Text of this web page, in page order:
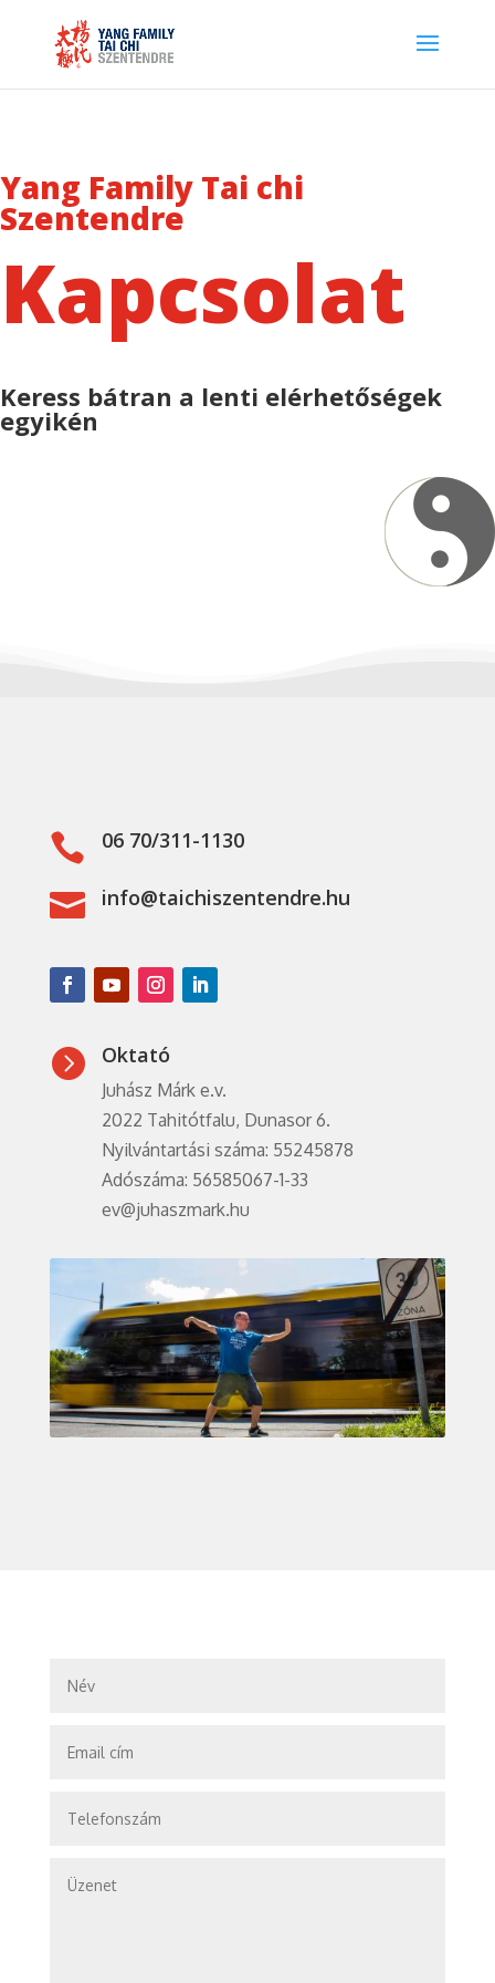
Yang Family Tai chi
Szentendre
Kapcsolat
Keress bátran a lenti elérhetőségek
egyikén
 06 70/311-1130
 info@taichiszentendre.hu
 Oktató
Juhász Márk e.v.
2022 Tahitótfalu, Dunasor 6.
Nyilvántartási száma: 55245878
Adószáma: 56585067-1-33
ev@juhaszmark.hu